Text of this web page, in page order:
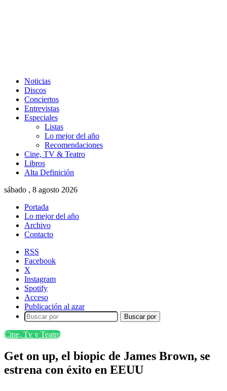
Noticias
Discos
Conciertos
Entrevistas
Especiales
Listas
Lo mejor del año
Recomendaciones
Cine, TV & Teatro
Libros
Alta Definición
sábado , 8 agosto 2026
Portada
Lo mejor del año
Archivo
Contacto
RSS
Facebook
X
Instagram
Spotify
Acceso
Publicación al azar
Buscar por
Cine, Tv y Teatro
Get on up, el biopic de James Brown, se
estrena con éxito en EEUU